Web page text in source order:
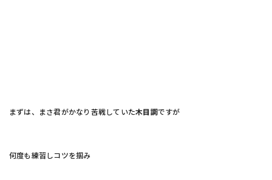
まずは、まさ君がかなり苦戦していた木目調ですが
何度も練習しコツを掴み